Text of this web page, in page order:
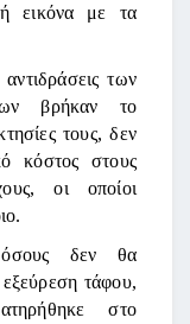
εικόνα με τα
των
βρήκαν το
τους, δεν
κόστος στους
οι οποίοι
δεν θα
εξεύρεση τάφου,
στο